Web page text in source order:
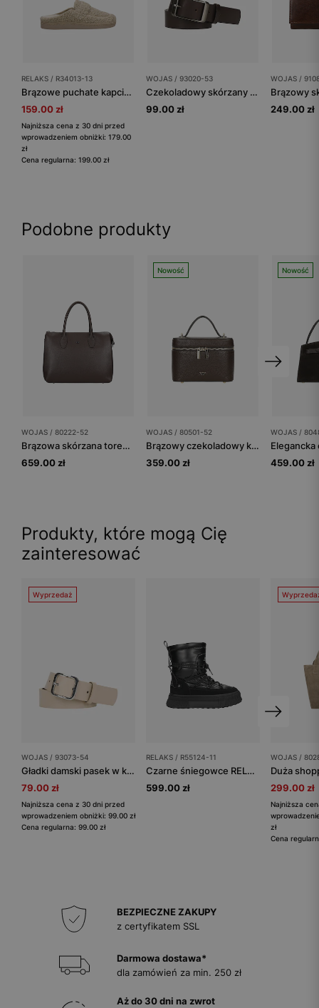
RELAKS / R34013-13
Brązowe puchate kapcie RELAKS
159.00 zł
Najniższa cena z 30 dni przed
wprowadzeniem obniżki: 179.00
zł
Cena regularna: 199.00 zł
WOJAS / 93020-53
Czekoladowy skórzany pasek damski ze srebrną klamrą
99.00 zł
WOJAS /
249.00 zł
Podobne produkty
WOJAS / 80222-52
Brązowa skórzana torebka damska typu kuferek
659.00 zł
Nowość
WOJAS / 80501-52
Brązowy czekoladowy kuferek damski ze skóry licowej
359.00 zł
Nowość
WOJAS /
459.00 zł
Produkty, które mogą Cię
zainteresować
Wyprzedaż
WOJAS / 93073-54
Gładki damski pasek w kolorze beżowym
79.00 zł
Najniższa cena z 30 dni przed
wprowadzeniem obniżki: 99.00 zł
Cena regularna: 99.00 zł
RELAKS / R55124-11
Czarne śniegowce RELAKS na grubej podeszwie
599.00 zł
WOJAS /
299.00 zł
Najniższa
zł
Cena
BEZPIECZNE ZAKUPY
z certyfikatem SSL
Darmowa dostawa*
dla zamówień za min. 250 zł
Aż do 30 dni na zwrot